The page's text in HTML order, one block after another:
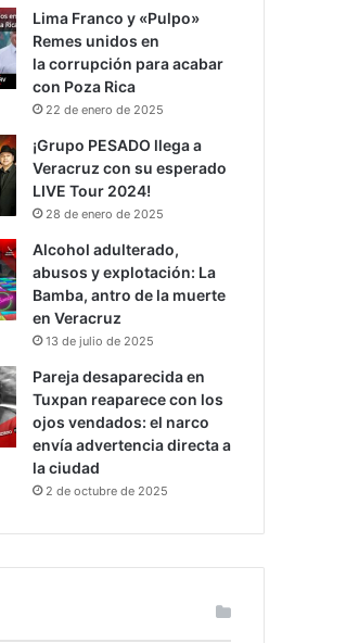
Lima Franco y «Pulpo»
Remes unidos en
la corrupción para acabar
con Poza Rica
22 de enero de 2025
¡Grupo PESADO llega a
Veracruz con su esperado
LIVE Tour 2024!
28 de enero de 2025
Alcohol adulterado,
abusos y explotación: La
Bamba, antro de la muerte
en Veracruz
13 de julio de 2025
Pareja desaparecida en
Tuxpan reaparece con los
ojos vendados: el narco
envía advertencia directa a
la ciudad
2 de octubre de 2025